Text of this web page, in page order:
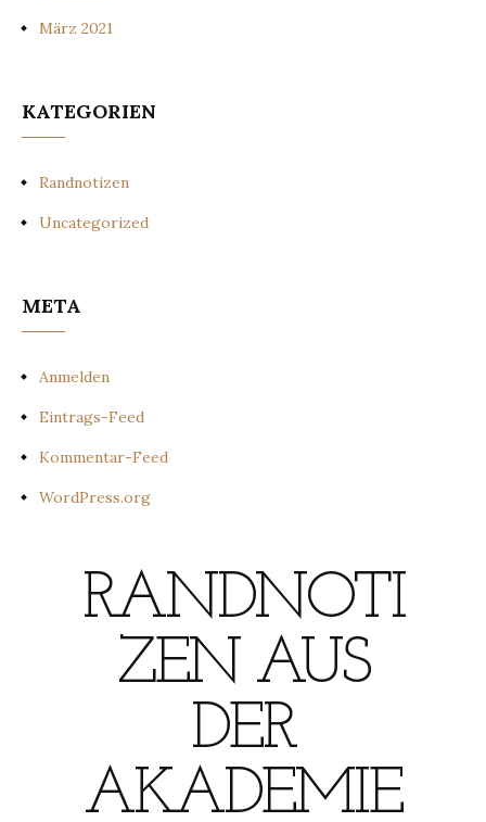
März 2021
KATEGORIEN
Randnotizen
Uncategorized
META
Anmelden
Eintrags-Feed
Kommentar-Feed
WordPress.org
RANDNOTI
ZEN AUS
DER
AKADEMIE